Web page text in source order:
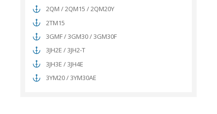
2QM / 2QM15 / 2QM20Y
2TM15
3GMF / 3GM30 / 3GM30F
3JH2E / 3JH2-T
3JH3E / 3JH4E
3YM20 / 3YM30AE